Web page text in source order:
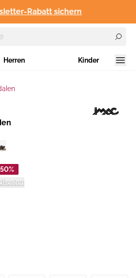
Rabatt sichern
Herren Kinder